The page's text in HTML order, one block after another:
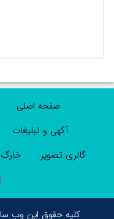
صفحه اصلی
آگهی و تبلیغات
گالری تصویر
کلیه حقوق این وب